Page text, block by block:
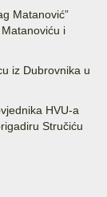
Matanović”
i
iz Dubrovnika u
HVU-a
Stručiću